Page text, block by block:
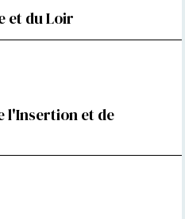
et du Loir
l'Insertion et de